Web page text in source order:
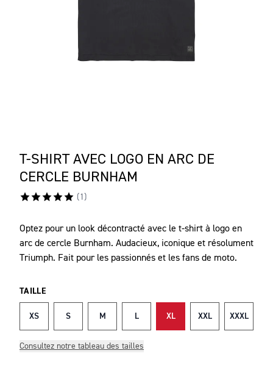
T-SHIRT AVEC LOGO EN ARC DE
CERCLE BURNHAM
( 1 )
DESCRIPTION
Optez pour un look décontracté avec le t-shirt à logo en
arc de cercle Burnham. Audacieux, iconique et résolument
Triumph. Fait pour les passionnés et les fans de moto.
TAILLE
XS S M L XL XXL XXXL
Consultez notre tableau des tailles